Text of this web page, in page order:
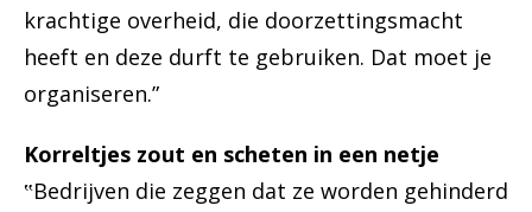
krachtige overheid, die doorzettingsmacht
heeft en deze durft te gebruiken. Dat moet je
organiseren.”
Korreltjes zout en scheten in een netje
‟Bedrijven die zeggen dat ze worden gehinderd